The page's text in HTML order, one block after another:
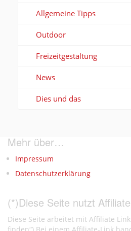
Allgemeine Tipps
Outdoor
Freizeitgestaltung
News
Dies und das
Mehr über…
Impressum
Datenschutzerklärung
(*)Diese Seite nutzt
Diese Seite arbeitet mit Affiliate
finden“).Bei einem Affiliate-Link